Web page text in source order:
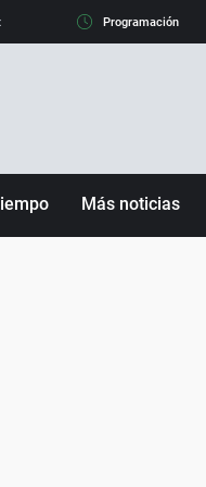
y su 'sí' al Barça La llamada
Programación
Más noticias